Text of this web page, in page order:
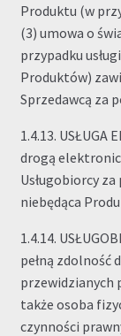
Produktu (w
(3) umowa o
przypadku
Produktów)
Sprzedawcą za
1.4.13. USŁUGA
drogą
Usługobiorcy
niebędąca
1.4.14.
pełną zdolność
przewidzianych
także osoba
czynności